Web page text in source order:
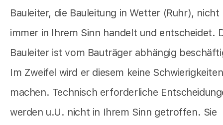
Bauleiter, die Bauleitung in Wetter (Ruhr), nicht
immer in Ihrem Sinn handelt und entscheidet.
Bauleiter ist vom Bauträger abhängig
Im Zweifel wird er diesem keine Schwierigkeiten
machen. Technisch erforderliche
werden u.U. nicht in Ihrem Sinn getroffen. Sie